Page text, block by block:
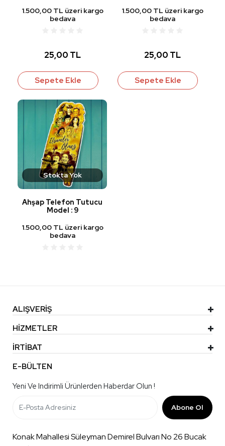
1.500,00 TL üzeri kargo
bedava
25,00 TL
Sepete Ekle
1.500,00 TL üzeri kargo
bedava
25,00 TL
Sepete Ekle
Stokta Yok
Ahşap Telefon Tutucu
Model : 9
1.500,00 TL üzeri kargo
bedava
ALIŞVERİŞ
HİZMETLER
İRTİBAT
E-BÜLTEN
Yeni Ve Indirimli Ürünlerden Haberdar Olun !
Abone Ol
Konak Mahallesi Süleyman Demirel Bulvarı No 26 Bucak